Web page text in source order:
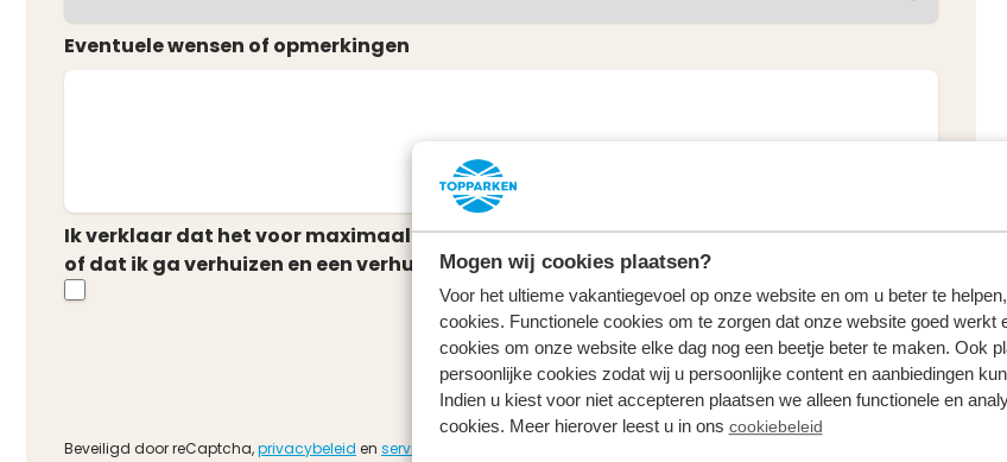
Mogen wij cookies plaatsen?
Voor het ultieme vakantiegevoel op onze website en om u beter te
cookies. Functionele cookies om te zorgen dat onze website goed werkt
cookies om onze website elke dag nog een beetje beter te maken. Ook
persoonlijke cookies zodat wij u persoonlijke content en aanbiedingen
Indien u kiest voor niet accepteren plaatsen we alleen functionele en
cookies. Meer hierover leest u in ons cookiebeleid
Eventuele wensen of opmerkingen
Ik verklaar dat het voor maximaal 6 maanden is omdat een verbouwing plaatsvindt
of dat ik ga verhuizen en een verhuisdatum al bekend is.
Beveiligd door reCaptcha,privacybeleid en servicevoorwaarden